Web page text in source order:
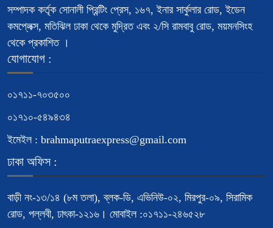
সম্পাদক কর্তৃক সোনালী প্রিন্টিং প্রেস, ১৬৭, ইনার সার্কুলার রোড, ইডেন
কমপ্লেক্স, মতিঝিল ঢাকা থেকে মুদ্রিত এবং ২/সি রামবাবু রোড, ময়মনসিংহ
থেকে প্রকাশিত ।
যোগাযোগ :
০১৭১১-৭০৩৫০০
০১৭১০-৫৪৯৪৩৪
ইমেইল : brahmaputraexpress@gmail.com
ঢাকা অফিস :
বাড়ী নং-১৩/১৪ (৮ম তলা), ব্লক-ডি, এভিনিউ-০২, মিরপুর-০৯, সিরামিক
রোড, পল্লবী, ঢাৎকা-১২১৬। মোবাইল :০১৭১১-২৪৬৫২৮